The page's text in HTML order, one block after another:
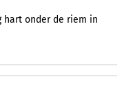
hart onder de riem in